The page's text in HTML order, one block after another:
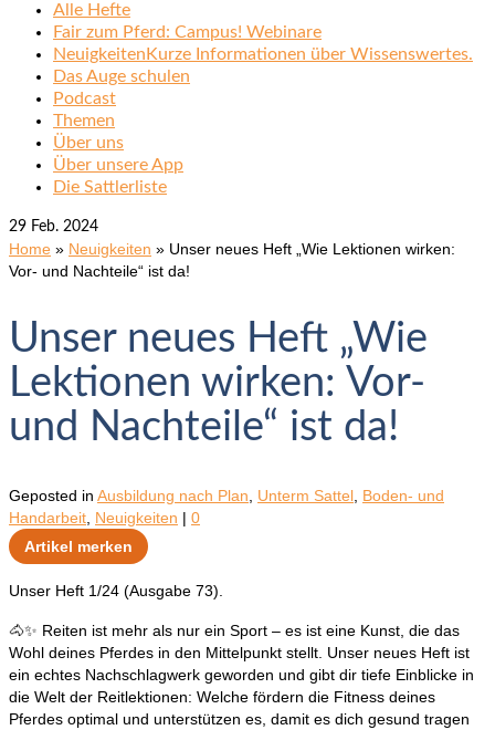
Alle Hefte
Fair zum Pferd: Campus! Webinare
Neuigkeiten Kurze Informationen über Wissenswertes.
Das Auge schulen
Podcast
Themen
Über uns
Über unsere App
Die Sattlerliste
29 Feb. 2024
Home » Neuigkeiten » Unser neues Heft „Wie Lektionen wirken:
Vor- und Nachteile“ ist da!
Unser neues Heft „Wie
Lektionen wirken: Vor-
und Nachteile“ ist da!
Geposted in Ausbildung nach Plan Unterm Sattel Boden- und
Handarbeit Neuigkeiten | 0
Artikel merken
Unser Heft 1/24 (Ausgabe 73).
🐴✨ Reiten ist mehr als nur ein Sport – es ist eine Kunst, die das
Wohl deines Pferdes in den Mittelpunkt stellt. Unser neues Heft ist
ein echtes Nachschlagwerk geworden und gibt dir tiefe Einblicke in
die Welt der Reitlektionen: Welche fördern die Fitness deines
Pferdes optimal und unterstützen es, damit es dich gesund tragen